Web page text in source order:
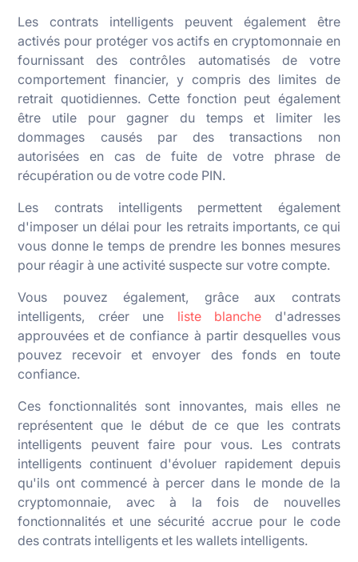
Les contrats intelligents peuvent également être
activés pour protéger vos actifs en cryptomonnaie en
fournissant des contrôles automatisés de votre
comportement financier, y compris des limites de
retrait quotidiennes. Cette fonction peut également
être utile pour gagner du temps et limiter les
dommages causés par des transactions non
autorisées en cas de fuite de votre phrase de
récupération ou de votre code PIN.
Les contrats intelligents permettent également
d'imposer un délai pour les retraits importants, ce qui
vous donne le temps de prendre les bonnes mesures
pour réagir à une activité suspecte sur votre compte.
Vous pouvez également, grâce aux contrats
intelligents, créer une liste blanche d'adresses
approuvées et de confiance à partir desquelles vous
pouvez recevoir et envoyer des fonds en toute
confiance.
Ces fonctionnalités sont innovantes, mais elles ne
représentent que le début de ce que les contrats
intelligents peuvent faire pour vous. Les contrats
intelligents continuent d'évoluer rapidement depuis
qu'ils ont commencé à percer dans le monde de la
cryptomonnaie, avec à la fois de nouvelles
fonctionnalités et une sécurité accrue pour le code
des contrats intelligents et les wallets intelligents.